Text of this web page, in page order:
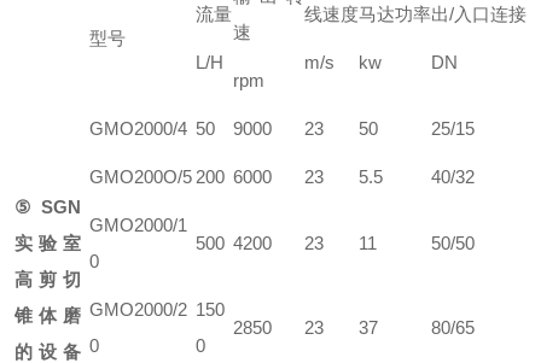
⑤SGN
实验室
高剪切
锥体磨
的设备
型号
流量
L/H
速
rpm
线速度
m/s
马达功率
kw
出/入口连接
DN
GMO2000/4 50 9000 23 50 25/15
GMO200O/5 200 6000 23 5.5 40/32
GMO2000/1
0
500 4200 23 11 50/50
GMO2000/2
0
150
0
2850 23 37 80/65